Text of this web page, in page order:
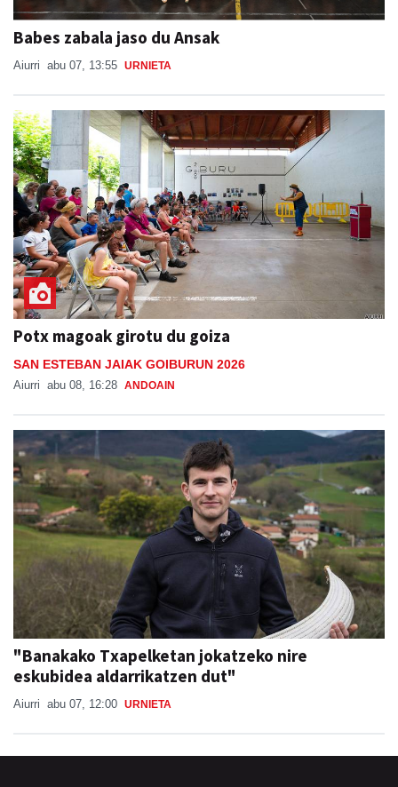
Babes zabala jaso du Ansak
Aiurri abu 07, 13:55 URNIETA
Potx magoak girotu du goiza
SAN ESTEBAN JAIAK GOIBURUN 2026
Aiurri abu 08, 16:28 ANDOAIN
"Banakako Txapelketan jokatzeko nire
eskubidea aldarrikatzen dut"
Aiurri abu 07, 12:00 URNIETA